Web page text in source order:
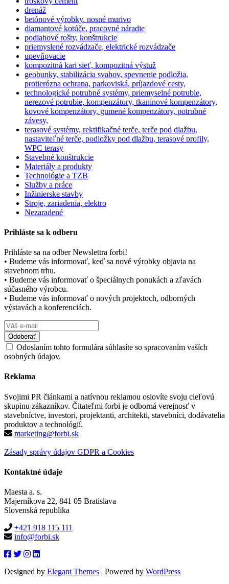
drenáž
betónové výrobky. nosné murivo
diamantové kotúče, pracovné náradie
podlahové rošty, konštrukcie
priemyslené rozvádzače, elektrické rozvádzače
upevňpvacie
kompozitná kari sieť, kompozitná výstuž
geobunky, stabilizácia svahov, spevnenie podložia,
protierózna ochrana, parkoviská, príjazdové cesty,
technologické potrubné systémy, priemyselné potrubie,
nerezové potrubie, kompenzátory, tkaninové kompenzátory,
kovové kompenzátory, gumené kompenzátory, potrubné
závesy,
terasové systémy, rektifikačné terče, terče pod dlažbu,
nastaviteľné terče, podložky pod dlažbu, terasové profily,
WPC terasy
Stavebné konštrukcie
Materiály a produkty
Technológie a TZB
Služby a práce
Inžinierske stavby
Stroje, zariadenia, elektro
Nezaradené
Prihláste sa k odberu
Prihláste sa na odber Newslettra forbi!
• Budeme vás informovať, keď sa nové výrobky objavia na
stavebnom trhu.
• Budeme vás informovať o špeciálnych ponukách a zľavách
súčasného výrobcu.
• Budeme vás informovať o nových projektoch, odborných
výstavách a konferenciách.
Odoslaním tohto formulára súhlasíte so spracovaním vaších
osobných údajov.
Reklama
Svojimi PR článkami a natívnou reklamou oslovíte svoju cieľovú
skupinu zákazníkov. Čitateľmi forbi je odborná verejnosť v
stavebníctve, investori, projektanti, architekti, stavebníci, dodávatelia
produktov a technológií.
marketing@forbi.sk
Zásady správy údajov GDPR a Cookies
Kontaktné údaje
Maesta a. s.
Majerníkova 22, 841 05 Bratislava
Slovenská republika
+421 918 115 111
info@forbi.sk
Designed by Elegant Themes | Powered by WordPress